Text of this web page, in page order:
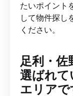
たいポイント
して物件探し
ください。
足利・佐
選ばれて
エリアで